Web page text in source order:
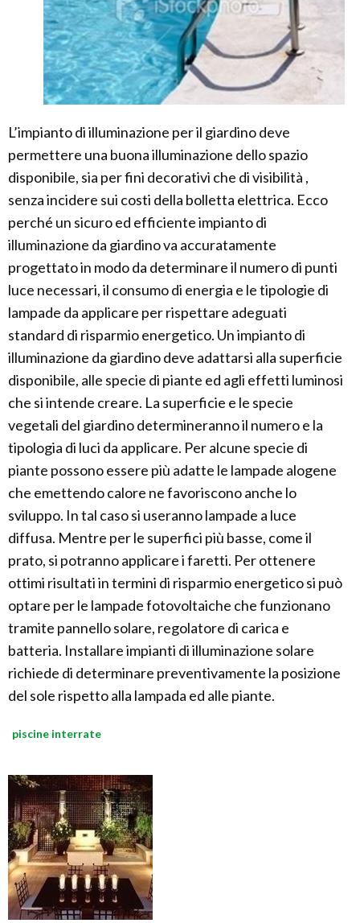
L’impianto di illuminazione per il giardino deve
permettere una buona illuminazione dello spazio
disponibile, sia per fini decorativi che di visibilità ,
senza incidere sui costi della bolletta elettrica. Ecco
perché un sicuro ed efficiente impianto di
illuminazione da giardino va accuratamente
progettato in modo da determinare il numero di punti
luce necessari, il consumo di energia e le tipologie di
lampade da applicare per rispettare adeguati
standard di risparmio energetico. Un impianto di
illuminazione da giardino deve adattarsi alla superficie
disponibile, alle specie di piante ed agli effetti luminosi
che si intende creare. La superficie e le specie
vegetali del giardino determineranno il numero e la
tipologia di luci da applicare. Per alcune specie di
piante possono essere più adatte le lampade alogene
che emettendo calore ne favoriscono anche lo
sviluppo. In tal caso si useranno lampade a luce
diffusa. Mentre per le superfici più basse, come il
prato, si potranno applicare i faretti. Per ottenere
ottimi risultati in termini di risparmio energetico si può
optare per le lampade fotovoltaiche che funzionano
tramite pannello solare, regolatore di carica e
batteria. Installare impianti di illuminazione solare
richiede di determinare preventivamente la posizione
del sole rispetto alla lampada ed alle piante.
piscine interrate